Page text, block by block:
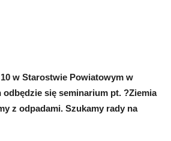
w Starostwie Powiatowym w
się seminarium pt. ?Ziemia
z odpadami. Szukamy rady na